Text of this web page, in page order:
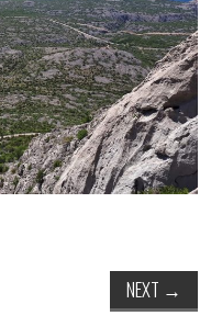
NEXT →